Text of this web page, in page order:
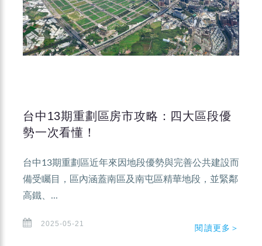
台中13期重劃區房市攻略：四大區段優
勢一次看懂！
台中13期重劃區近年來因地段優勢與完善公共建設而
備受矚目，區內涵蓋南區及南屯區精華地段，並緊鄰
高鐵、...
2025-05-21 閱讀更多＞